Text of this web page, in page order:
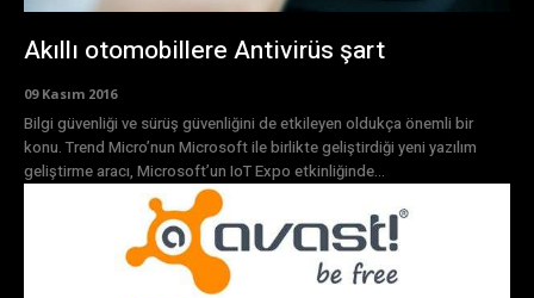
Akıllı otomobillere Antivirüs şart
09 Kasım 2016
Bilgi güvenliği ve sürüş güvenliğini de etkileyen oldukça önemli bir
konu. Trend Micro’nun Microsoft ile birlikte geliştirdiği yeni yazılım
geliştirme aracı, Microsoft’un IoT Expo etkinliğinde...